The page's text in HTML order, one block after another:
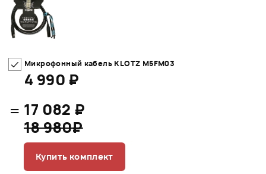
Микрофонный кабель KLOTZ M5FM03
4 990 ₽
= 17 082 ₽
18 980₽
Купить комплект